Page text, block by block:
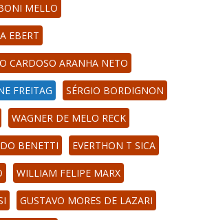
MELLO
EBERT
CARDOSO ARANHA NETO
FREITAG SÉRGIO BORDIGNON
WAGNER DE MELO RECK
BENETTI EVERTHON T SICA
WILLIAM FELIPE MARX
GUSTAVO MORES DE LAZARI